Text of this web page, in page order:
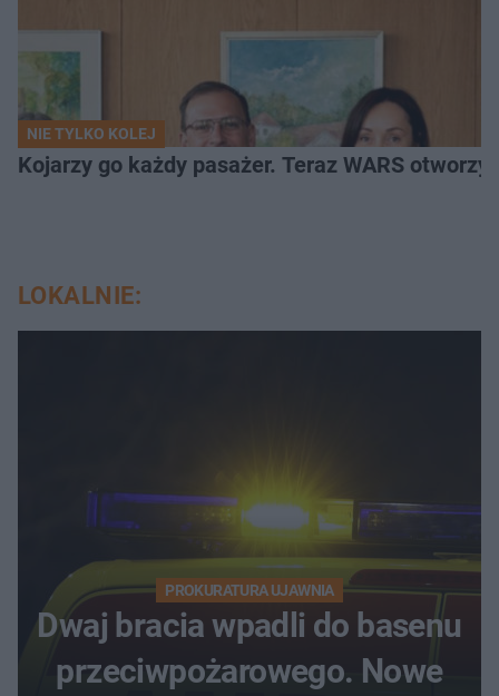
NIE TYLKO KOLEJ
Kojarzy go każdy pasażer. Teraz WARS otworzy
LOKALNIE:
PROKURATURA UJAWNIA
Dwaj bracia wpadli do basenu
przeciwpożarowego. Nowe